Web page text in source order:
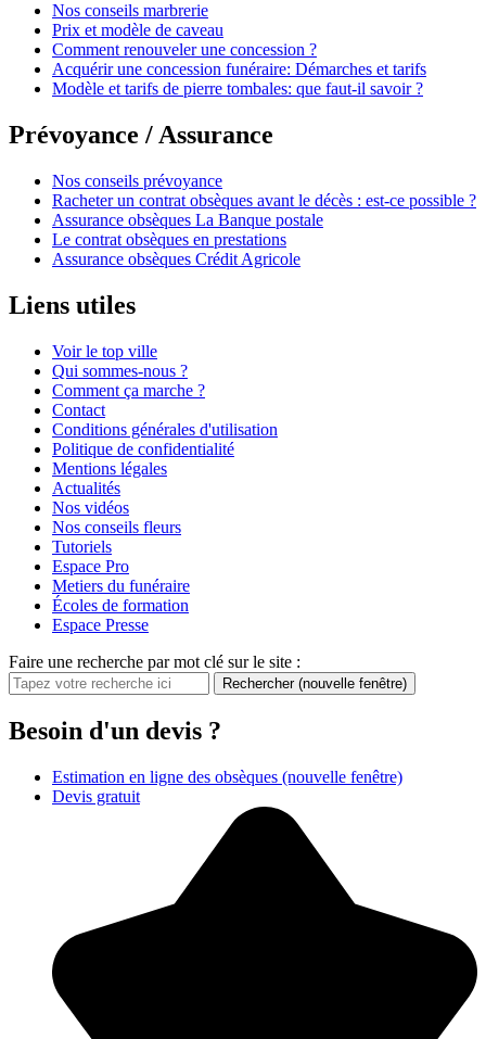
Nos conseils marbrerie
Prix et modèle de caveau
Comment renouveler une concession ?
Acquérir une concession funéraire: Démarches et tarifs
Modèle et tarifs de pierre tombales: que faut-il savoir ?
Prévoyance / Assurance
Nos conseils prévoyance
Racheter un contrat obsèques avant le décès : est-ce possible ?
Assurance obsèques La Banque postale
Le contrat obsèques en prestations
Assurance obsèques Crédit Agricole
Liens utiles
Voir le top ville
Qui sommes-nous ?
Comment ça marche ?
Contact
Conditions générales d'utilisation
Politique de confidentialité
Mentions légales
Actualités
Nos vidéos
Nos conseils fleurs
Tutoriels
Espace Pro
Metiers du funéraire
Écoles de formation
Espace Presse
Faire une recherche par mot clé sur le site :
Rechercher (nouvelle fenêtre)
Besoin d'un devis ?
Estimation en ligne des obsèques (nouvelle fenêtre)
Devis gratuit